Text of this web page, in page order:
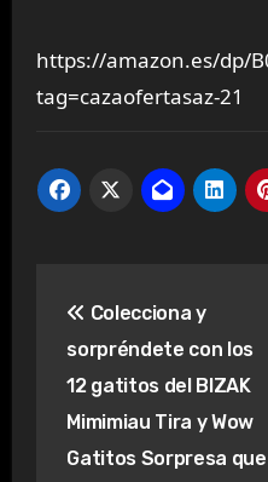
https://amazon.es/dp/
tag=cazaofertasaz-21
de
entradas
Colecciona y
sorpréndete con los
12 gatitos del BIZAK
Mimimiau Tira y Wow
Gatitos Sorpresa que